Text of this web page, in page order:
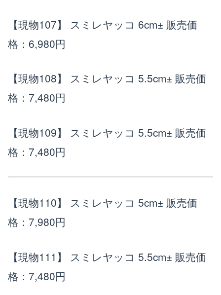
【現物107】 スミレヤッコ 6cm± 販売価
格：6,980円
【現物108】 スミレヤッコ 5.5cm± 販売価
格：7,480円
【現物109】 スミレヤッコ 5.5cm± 販売価
格：7,480円
【現物110】 スミレヤッコ 5cm± 販売価
格：7,980円
【現物111】 スミレヤッコ 5.5cm± 販売価
格：7,480円